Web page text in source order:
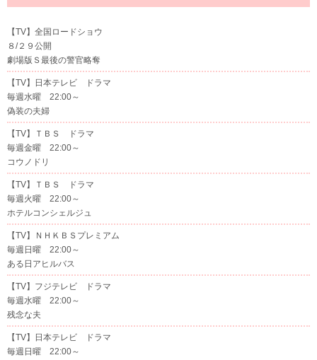
【TV】全国ロードショウ
８/２９公開
劇場版Ｓ最後の警官略奪
【TV】日本テレビ ドラマ
毎週水曜 22:00～
偽装の夫婦
【TV】ＴＢＳ ドラマ
毎週金曜 22:00～
コウノドリ
【TV】ＴＢＳ ドラマ
毎週火曜 22:00～
ホテルコンシェルジュ
【TV】ＮＨＫＢＳプレミアム
毎週日曜 22:00～
ある日アヒルバス
【TV】フジテレビ ドラマ
毎週水曜 22:00～
残念な夫
【TV】日本テレビ ドラマ
毎週日曜 22:00～